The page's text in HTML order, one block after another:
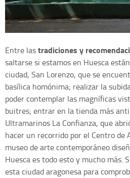
Entre lastradiciones y
saltarse si estamos en Huesca
ciudad, San Lorenzo, que se
basílica homónima; realizar la
poder contemplar las magníficas
buitres; entrar en la tienda más
Ultramarinos La Confianza, que
hacer un recorrido por el Centro de
museo de arte contemporáneo
Huesca es todo esto y mucho más.
esta ciudad aragonesa para